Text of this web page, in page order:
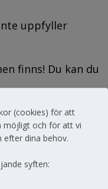
uppfyller
finns! Du kan du
10 50 00
(cookies) för att
möjligt och för att vi
efter dina behov.
syften: